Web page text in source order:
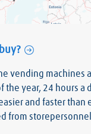
vending machines
the year, 24 hours a
and faster than
from